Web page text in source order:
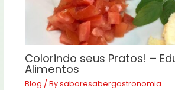
Colorindo seus Pratos! –
Alimentos
Blog / Bysaboresabergastronomia